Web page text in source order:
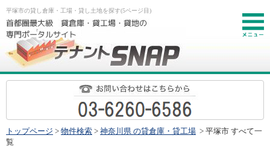
平塚市の貸し倉庫・工場・貸し土地を探す(5ページ目)
トップページ > 物件検索 > 神奈川県 の貸倉庫・貸工場 > 平塚市 すべて一
覧